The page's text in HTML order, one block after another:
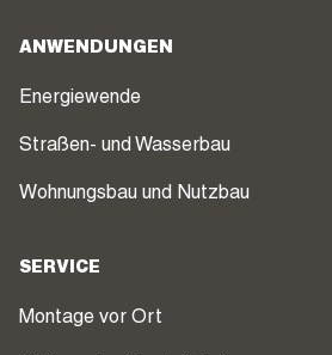
ANWENDUNGEN
Energiewende
Straßen- und Wasserbau
Wohnungsbau und Nutzbau
SERVICE
Montage vor Ort